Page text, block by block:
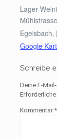
Lager
Egelsbach,
Google
Schreibe
Deine E-
Kommentar *